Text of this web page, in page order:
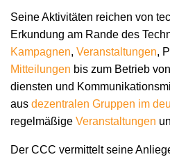
Seine Aktivitäten reichen von
Erkundung am Rande des
Kampagnen, Veranstaltungen,
Mitteilungen bis zum Betrieb
diensten und
aus dezentralen Gruppen im
regelmäßige Veranstaltungen
Der CCC vermittelt seine